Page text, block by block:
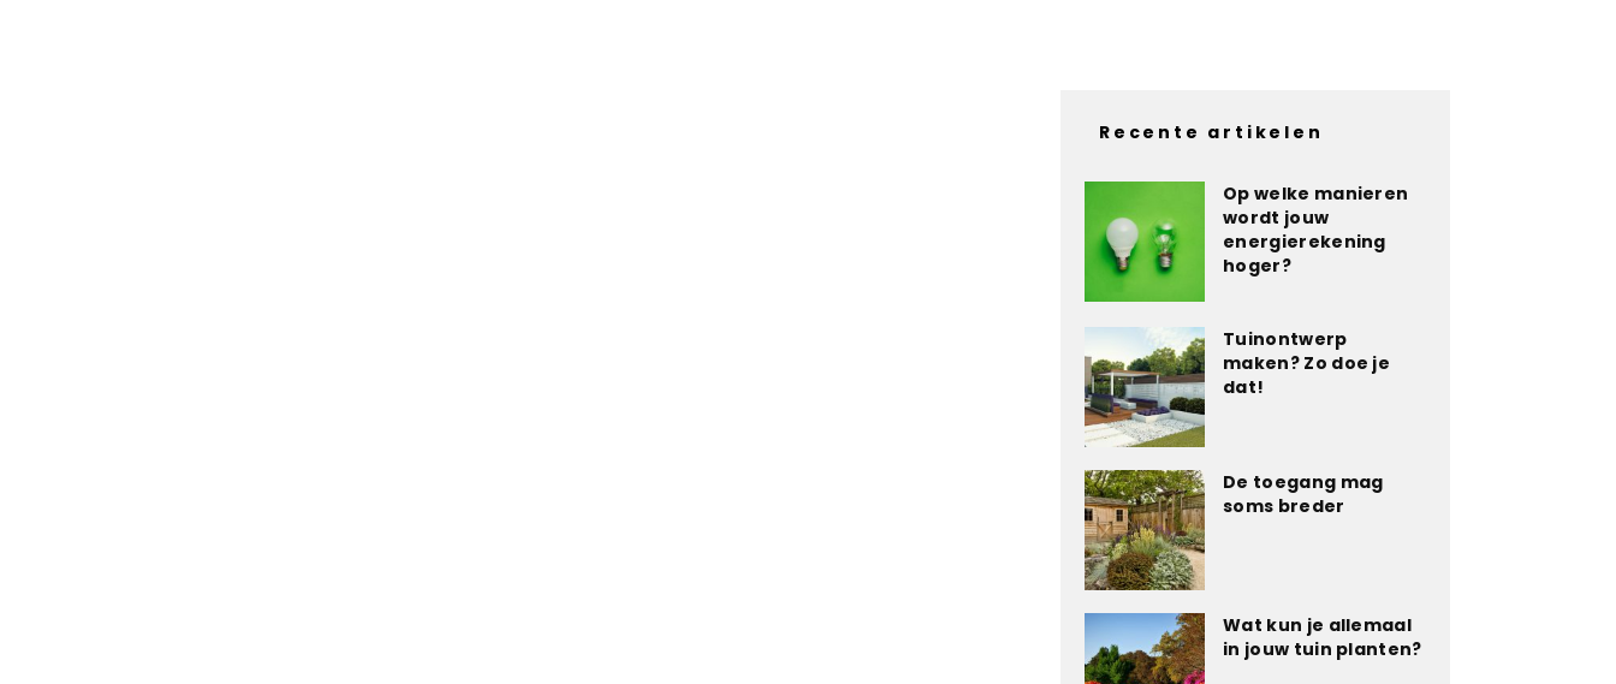
Recente artikelen
Op welke manieren
wordt jouw
energierekening
hoger?
Tuinontwerp
maken? Zo doe je
dat!
De toegang mag
soms breder
Wat kun je allemaal
in jouw tuin planten?